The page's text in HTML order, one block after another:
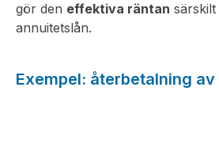
gör den effektiva räntan
annuitetslån.
Exempel: återbetalning